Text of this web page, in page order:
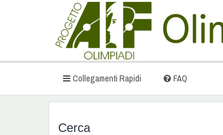
Collegamenti Rapidi FAQ
Cerca